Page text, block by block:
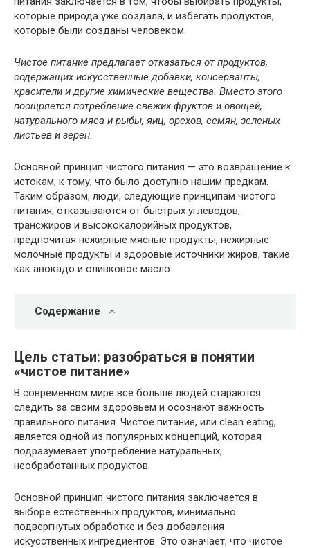
которые природа уже создала, и избегать продуктов,
которые были созданы человеком.
Чистое питание предлагает отказаться от продуктов,
содержащих искусственные добавки, консерванты,
красители и другие химические вещества. Вместо этого
поощряется потребление свежих фруктов и овощей,
натурального мяса и рыбы, яиц, орехов, семян, зеленых
листьев и зерен.
Основной принцип чистого питания — это возвращение к
истокам, к тому, что было доступно нашим предкам.
Таким образом, люди, следующие принципам чистого
питания, отказываются от быстрых углеводов,
трансжиров и высококалорийных продуктов,
предпочитая нежирные мясные продукты, нежирные
молочные продукты и здоровые источники жиров, такие
как авокадо и оливковое масло.
Содержание
Цель статьи: разобраться в понятии
«чистое питание»
В современном мире все больше людей стараются
следить за своим здоровьем и осознают важность
правильного питания. Чистое питание, или clean eating,
является одной из популярных концепций, которая
подразумевает употребление натуральных,
необработанных продуктов.
Основной принцип чистого питания заключается в
выборе естественных продуктов, минимально
подвергнутых обработке и без добавления
искусственных ингредиентов. Это означает, что чистое